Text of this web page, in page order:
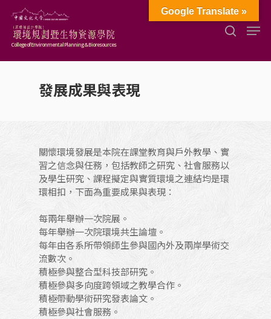
College of Environmental Planning & Bioresources
發展成果與表現
關懷環境發展是本院在課堂教育與戶外教學、實
習之信念與任務，包括教師之研究、社會服務以
及學生研究、課程擬定與實質環境之連結均是環
環相扣，下面為重要成果與表現：
每兩年舉辦一次院展。
每年舉辦一次院環境共生論壇。
每年由各系所帶領師生參與國內外及兩岸學術交
流數次。
積極參與整合型科技部研究。
積極參與多向度跨領域之教學合作。
積極帶動學術研究發表論文。
積極參與社會服務。
Google Translate »